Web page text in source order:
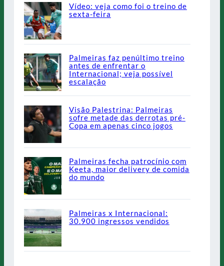
Vídeo: veja como foi o treino de
sexta-feira
Palmeiras faz penúltimo treino
antes de enfrentar o
Internacional; veja possível
escalação
Visão Palestrina: Palmeiras
sofre metade das derrotas pré-
Copa em apenas cinco jogos
Palmeiras fecha patrocínio com
Keeta, maior delivery de comida
do mundo
Palmeiras x Internacional:
30.900 ingressos vendidos